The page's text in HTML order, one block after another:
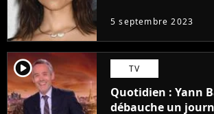
5 septembre 2023
player2 TV
Quotidien : Yann
débauche un